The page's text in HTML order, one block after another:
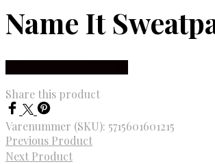
Name It
Share this product
Varenummer (SKU): 5715601601215
Previous Product
Next Product